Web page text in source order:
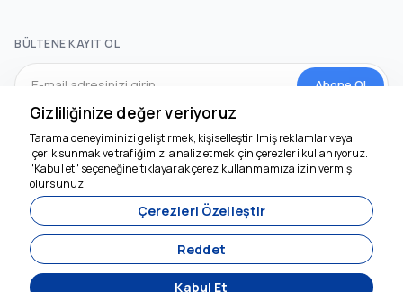
BÜLTENE KAYIT OL
Abone Ol
SOSYAL MEDYA
Acente Yönetim Sistemi
Gizliliğinize değer veriyoruz
Tarama deneyiminizi geliştirmek, kişiselleştirilmiş reklamlar veya
içerik sunmak ve trafiğimizi analiz etmek için çerezleri kullanıyoruz.
"Kabul et" seçeneğine tıklayarak çerez kullanmamıza izin vermiş
olursunuz.
Çerezleri Özelleştir
Reddet
Kabul Et